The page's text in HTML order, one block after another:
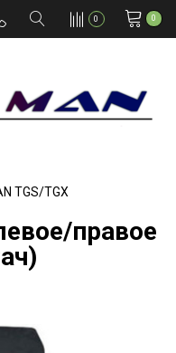
0 0
TGS/TGX
правое